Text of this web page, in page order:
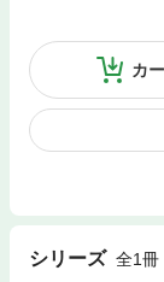
カ
シリーズ 全1冊